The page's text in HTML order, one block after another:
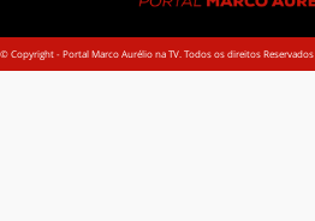
© Copyright - Portal Marco Aurélio na TV. Todos os direitos Reservados